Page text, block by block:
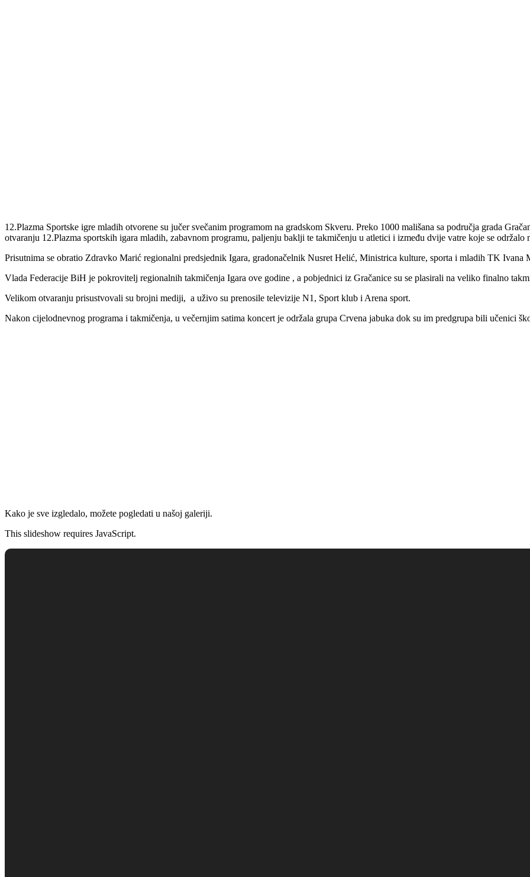
12.Plazma Sportske igre mladih otvorene su jučer svečanim programom na gradskom Skveru. Preko 1000 mališana sa područja grada
otvaranju 12.Plazma sportskih igara mladih, zabavnom programu, paljenju baklji te takmičenju u atletici i između dvije vatre koje se
Prisutnima se obratio Zdravko Marić regionalni predsjednik Igara, gradonačelnik Nusret Helić, Ministrica kulture, sporta i mladih TK Ivana
Vlada Federacije BiH je pokrovitelj regionalnih takmičenja Igara ove godine , a pobjednici iz Gračanice su se plasirali na veliko finalno
Velikom otvaranju prisustvovali su brojni mediji, a uživo su prenosile televizije N1, Sport klub i Arena sport.
Nakon cijelodnevnog programa i takmičenja, u večernjim satima koncert je održala grupa Crvena jabuka dok su im predgrupa bili učenici
Kako je sve izgledalo, možete pogledati u našoj galeriji.
This slideshow requires JavaScript.